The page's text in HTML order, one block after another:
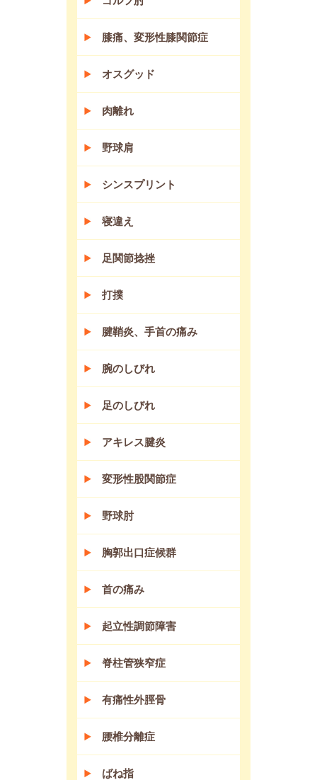
膝痛、変形性膝関節症
オスグッド
肉離れ
野球肩
シンスプリント
寝違え
足関節捻挫
打撲
腱鞘炎、手首の痛み
腕のしびれ
足のしびれ
アキレス腱炎
変形性股関節症
野球肘
胸郭出口症候群
首の痛み
起立性調節障害
脊柱管狭窄症
有痛性外脛骨
腰椎分離症
ばね指